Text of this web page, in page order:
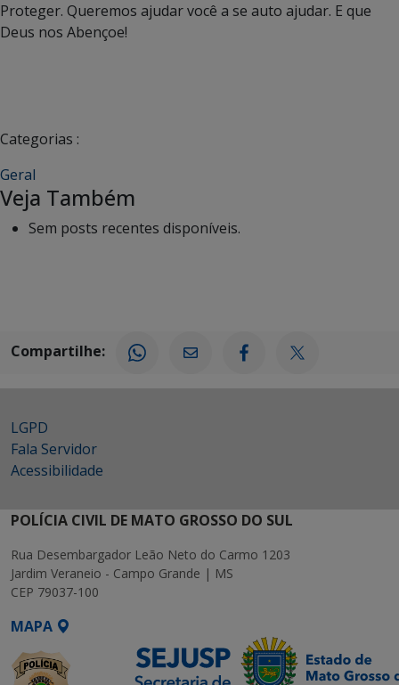
Proteger. Queremos ajudar você a se auto ajudar. E que
Deus nos Abençoe!
Categorias :
Geral
Veja Também
Sem posts recentes disponíveis.
Compartilhe:
LGPD
Fala Servidor
Acessibilidade
POLÍCIA CIVIL DE MATO GROSSO DO SUL
Rua Desembargador Leão Neto do Carmo 1203
Jardim Veraneio - Campo Grande | MS
CEP 79037-100
MAPA